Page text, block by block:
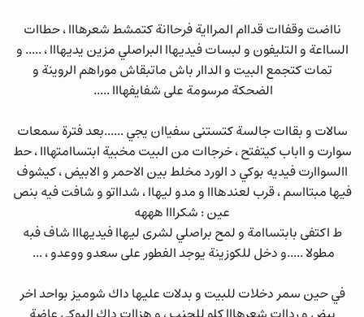
نااضت وقفاات قداام المرااية فرحاانة كتمشط شعرهااا ، حطاات
السااعة و التليفون و لبسات فيديهاا البراصلي مزين يديهااا ، ..... و
تمات كتجمع البيت و الداار باش ماتبقاش موراهم الروينة و
الضحكة مرسومة على شفايفهااا .....
سالات و بقاات جالسة كتستنى سفياان يجي ......بعد فترة سمعات
سوارت و ااباب كيتفتح ، خرجاات من البيت مخبية ابتساامتهااا ، حط
االسواارت فيديه بوكي د الورد مخلط بين الاحمر و الابيض ، كيشوف
فيها مبتااسم ، قرب لعندهااا و مدو ليهاا ، شدااتو و شافت فيه بنص
عين : شكرااا هههه
ط اكتفى بابتساامة و لمح براصلي لشرى ليهاا فيديهااا شاف فبه
مطولا .....و دخل للكوزينة يوجد الفطور على سعدو ووعدو ، ...
في حين سمر دخلات للبيت و بدلات عليها داك شوميز بواحد اخر